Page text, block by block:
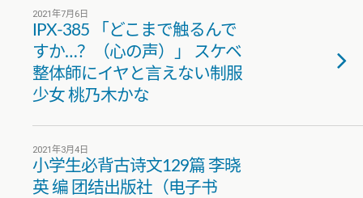
2021年7月6日
IPX-385 「どこまで触るんで
すか…？（心の声）」 スケベ
整体師にイヤと言えない制服
少女 桃乃木かな
2021年3月4日
小学生必背古诗文129篇 李晓
英 编 团结出版社（电子书